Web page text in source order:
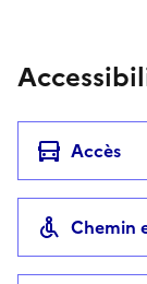
Accès
Chemin